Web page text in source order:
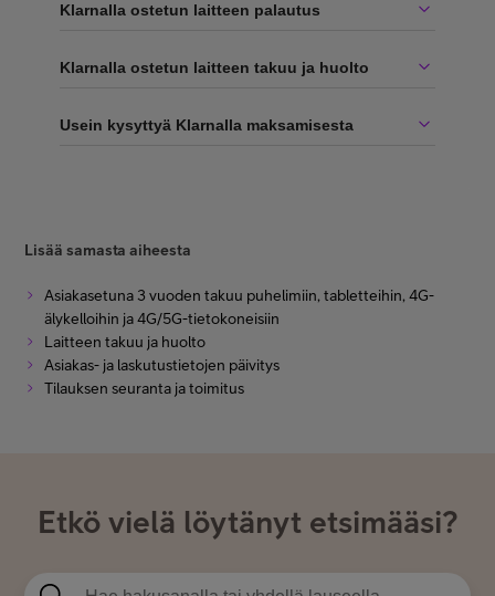
Klarnalla ostetun laitteen palautus
Klarnalla ostetun laitteen takuu ja huolto
Usein kysyttyä Klarnalla maksamisesta
Lisää samasta aiheesta
Asiakasetuna 3 vuoden takuu puhelimiin, tabletteihin, 4G-
älykelloihin ja 4G/5G-tietokoneisiin
Laitteen takuu ja huolto
Asiakas- ja laskutustietojen päivitys
Tilauksen seuranta ja toimitus
Etkö vielä löytänyt etsimääsi?